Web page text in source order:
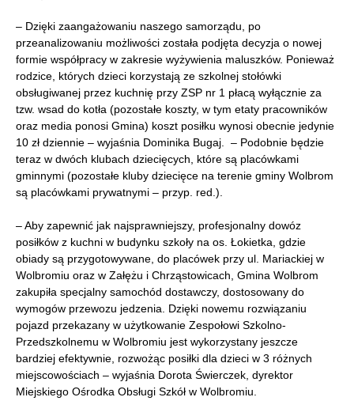
– Dzięki zaangażowaniu naszego samorządu, po
przeanalizowaniu możliwości została podjęta decyzja o nowej
formie współpracy w zakresie wyżywienia maluszków. Ponieważ
rodzice, których dzieci korzystają ze szkolnej stołówki
obsługiwanej przez kuchnię przy ZSP nr 1 płacą wyłącznie za
tzw. wsad do kotła (pozostałe koszty, w tym etaty pracowników
oraz media ponosi Gmina) koszt posiłku wynosi obecnie jedynie
10 zł dziennie – wyjaśnia Dominika Bugaj. – Podobnie będzie
teraz w dwóch klubach dziecięcych, które są placówkami
gminnymi (pozostałe kluby dziecięce na terenie gminy Wolbrom
są placówkami prywatnymi – przyp. red.).
– Aby zapewnić jak najsprawniejszy, profesjonalny dowóz
posiłków z kuchni w budynku szkoły na os. Łokietka, gdzie
obiady są przygotowywane, do placówek przy ul. Mariackiej w
Wolbromiu oraz w Załężu i Chrząstowicach, Gmina Wolbrom
zakupiła specjalny samochód dostawczy, dostosowany do
wymogów przewozu jedzenia. Dzięki nowemu rozwiązaniu
pojazd przekazany w użytkowanie Zespołowi Szkolno-
Przedszkolnemu w Wolbromiu jest wykorzystany jeszcze
bardziej efektywnie, rozwożąc posiłki dla dzieci w 3 różnych
miejscowościach – wyjaśnia Dorota Świerczek, dyrektor
Miejskiego Ośrodka Obsługi Szkół w Wolbromiu.